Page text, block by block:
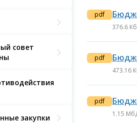
совет
закупки
pdf
376.6 Кб
pdf
473.16
pdf
1.15 Мб